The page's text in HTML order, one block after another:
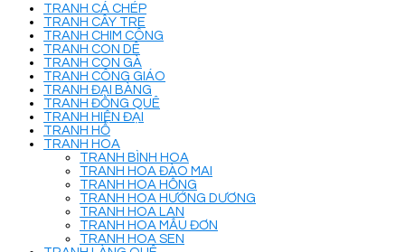
TRANH CÁ CHÉP
TRANH CÂY TRE
TRANH CHIM CÔNG
TRANH CON DÊ
TRANH CON GÀ
TRANH CÔNG GIÁO
TRANH ĐẠI BÀNG
TRANH ĐỒNG QUÊ
TRANH HIỆN ĐẠI
TRANH HỔ
TRANH HOA
TRANH BÌNH HOA
TRANH HOA ĐÀO MAI
TRANH HOA HỒNG
TRANH HOA HƯỚNG DƯƠNG
TRANH HOA LAN
TRANH HOA MẪU ĐƠN
TRANH HOA SEN